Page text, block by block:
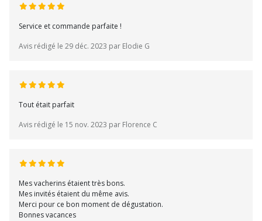
Service et commande parfaite !
Avis rédigé le 29 déc. 2023 par Elodie G
Tout était parfait
Avis rédigé le 15 nov. 2023 par Florence C
Mes vacherins étaient très bons.
Mes invités étaient du même avis.
Merci pour ce bon moment de dégustation.
Bonnes vacances